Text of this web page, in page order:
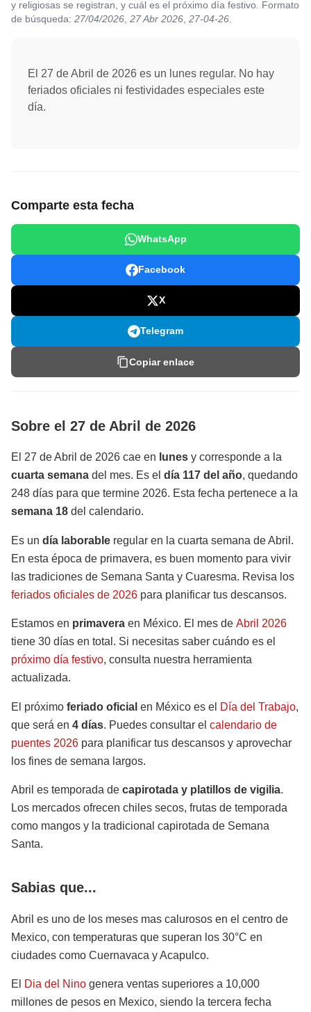
y religiosas se registran, y cuál es el próximo día festivo. Formato
de búsqueda: 27/04/2026, 27 Abr 2026, 27-04-26.
El 27 de Abril de 2026 es un lunes regular. No hay
feriados oficiales ni festividades especiales este
día.
Comparte esta fecha
WhatsApp
Facebook
X
Telegram
Copiar enlace
Sobre el 27 de Abril de 2026
El 27 de Abril de 2026 cae en lunes y corresponde a la
cuarta semana del mes. Es el día 117 del año, quedando
248 días para que termine 2026. Esta fecha pertenece a la
semana 18 del calendario.
Es un día laborable regular en la cuarta semana de Abril.
En esta época de primavera, es buen momento para vivir
las tradiciones de Semana Santa y Cuaresma. Revisa los
feriados oficiales de 2026 para planificar tus descansos.
Estamos en primavera en México. El mes de Abril 2026
tiene 30 días en total. Si necesitas saber cuándo es el
próximo día festivo, consulta nuestra herramienta
actualizada.
El próximo feriado oficial en México es el Día del Trabajo,
que será en 4 días. Puedes consultar el calendario de
puentes 2026 para planificar tus descansos y aprovechar
los fines de semana largos.
Abril es temporada de capirotada y platillos de vigilia.
Los mercados ofrecen chiles secos, frutas de temporada
como mangos y la tradicional capirotada de Semana
Santa.
Sabias que...
Abril es uno de los meses mas calurosos en el centro de
Mexico, con temperaturas que superan los 30°C en
ciudades como Cuernavaca y Acapulco.
El Dia del Nino genera ventas superiores a 10,000
millones de pesos en Mexico, siendo la tercera fecha